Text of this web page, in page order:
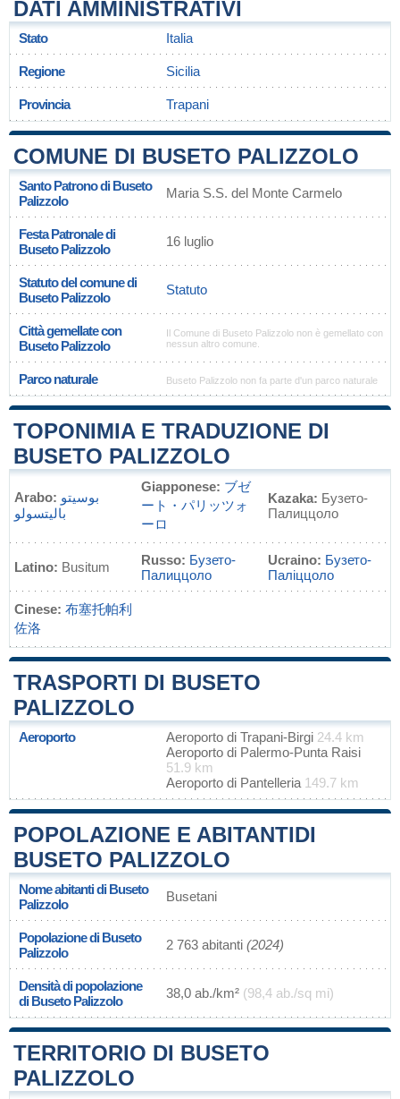
DATI AMMINISTRATIVI
Stato Italia
Regione Sicilia
Provincia Trapani
COMUNE DI BUSETO PALIZZOLO
Santo Patrono di Buseto
Palizzolo
Maria S.S. del Monte Carmelo
Festa Patronale di
Buseto Palizzolo
16 luglio
Statuto del comune di
Buseto Palizzolo
Statuto
Città gemellate con
Buseto Palizzolo
Il Comune di Buseto Palizzolo non è gemellato con
nessun altro comune.
Parco naturale Buseto Palizzolo non fa parte d'un parco naturale
TOPONIMIA E TRADUZIONE DI
BUSETO PALIZZOLO
Arabo: بوسيتو
باليتسولو
Giapponese: ブゼ
ート・パリッツォ
ーロ
Kazaka: Бузето-
Палиццоло
Latino: Busitum Russo: Бузето-
Палиццоло
Ucraino: Бузето-
Паліццоло
Cinese: 布塞托帕利
佐洛
TRASPORTI DI BUSETO
PALIZZOLO
Aeroporto Aeroporto di Trapani-Birgi 24.4 km
Aeroporto di Palermo-Punta Raisi
51.9 km
Aeroporto di Pantelleria 149.7 km
POPOLAZIONE E ABITANTIDI
BUSETO PALIZZOLO
Nome abitanti di Buseto
Palizzolo
Busetani
Popolazione di Buseto
Palizzolo
2 763 abitanti (2024)
Densità di popolazione
di Buseto Palizzolo
38,0 ab./km² (98,4 ab./sq mi)
TERRITORIO DI BUSETO
PALIZZOLO